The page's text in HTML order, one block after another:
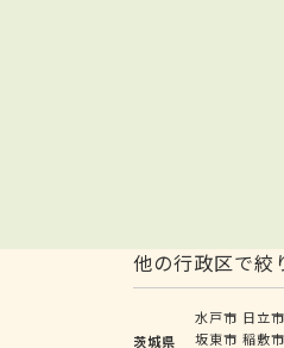
他の行政区で絞
茨城県
水戸市 日立市
坂東市 稲敷市